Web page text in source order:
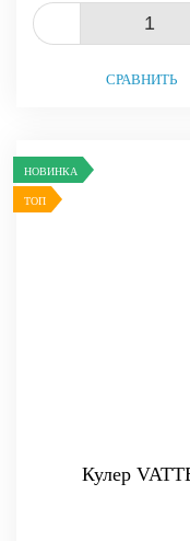
СРАВНИТЬ
НОВИНКА
ТОП
Кулер